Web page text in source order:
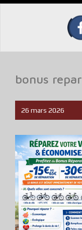
bonus repar
26 mars 2026